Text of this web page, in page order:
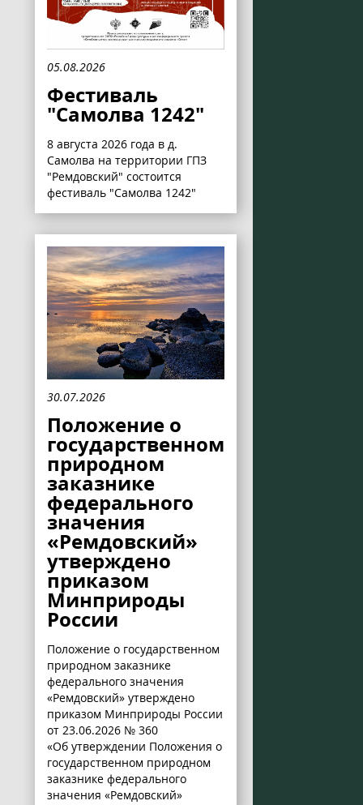
05.08.2026
Фестиваль
"Самолва 1242"
8 августа 2026 года в д.
Самолва на территории ГПЗ
"Ремдовский" состоится
фестиваль "Самолва 1242"
30.07.2026
Положение о
государственном
природном
заказнике
федерального
значения
«Ремдовский»
утверждено
приказом
Минприроды
России
Положение о государственном
природном заказнике
федерального значения
«Ремдовский» утверждено
приказом Минприроды России
от 23.06.2026 № 360
«Об утверждении Положения о
государственном природном
заказнике федерального
значения «Ремдовский»